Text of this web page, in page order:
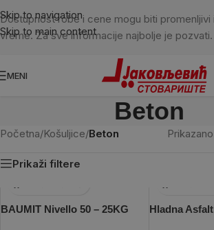
Skip to navigation
Skip to main content
Dostupnost robe i cene mogu biti promenljivi
vreme. Za sve informacije najbolje je pozvati.
MENI
Beton
Početna/Košuljice/Beton
Prikaži filtere
BAUMIT Nivello 50 – 25KG Hladna